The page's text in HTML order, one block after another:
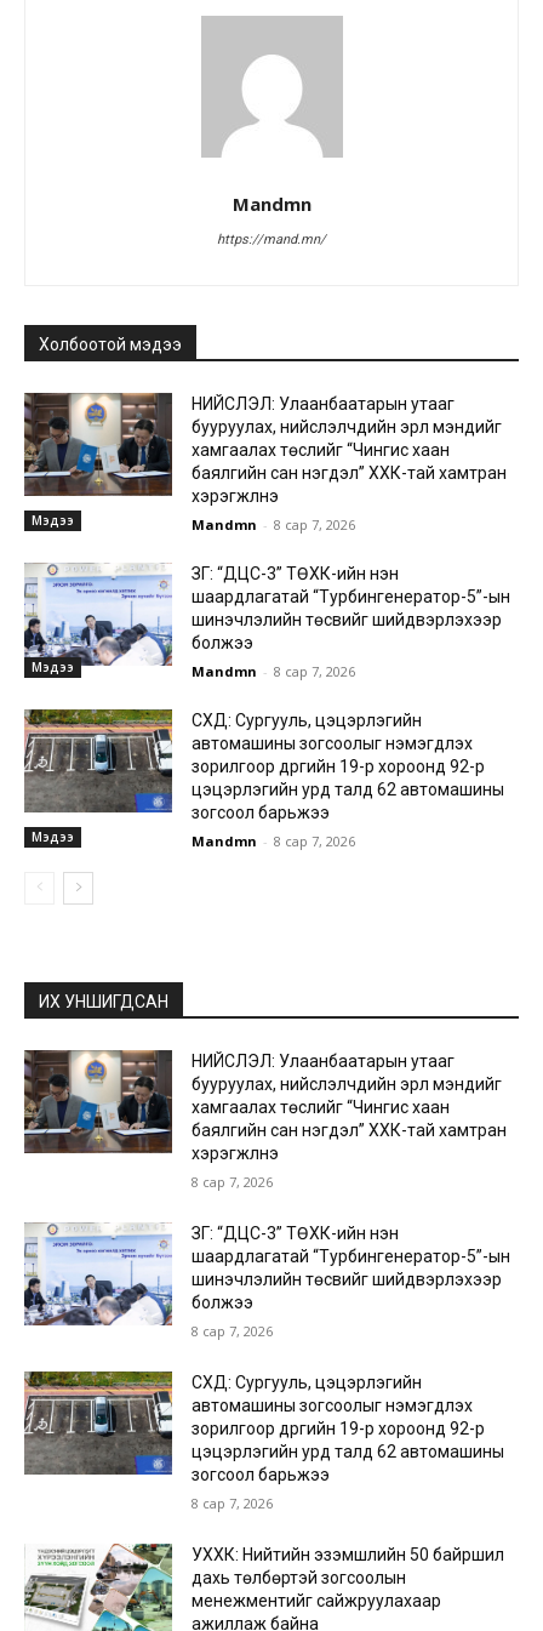
Mandmn
https://mand.mn/
Холбоотой мэдээ
Мэдээ
НИЙСЛЭЛ: Улаанбаатарын утааг
бууруулах, нийслэлчүүдийн эрүүл мэндийг
хамгаалах төслийг “Чингис хаан
баялгийн сан нэгдэл” ХХК-тай хамтран
хэрэгжүүлнэ
Mandmn - 8 сар 7, 2026
Мэдээ
ЗГ: “ДЦС-3” ТӨХК-ийн нэн
шаардлагатай “Турбингенератор-5”-ын
шинэчлэлийн төсвийг шийдвэрлэхээр
болжээ
Mandmn - 8 сар 7, 2026
Мэдээ
СХД: Сургууль, цэцэрлэгийн
автомашины зогсоолыг нэмэгдүүлэх
зорилгоор дүүргийн 19-р хороонд 92-р
цэцэрлэгийн урд талд 62 автомашины
зогсоол барьжээ
Mandmn - 8 сар 7, 2026
ИХ УНШИГДСАН
НИЙСЛЭЛ: Улаанбаатарын утааг
бууруулах, нийслэлчүүдийн эрүүл мэндийг
хамгаалах төслийг “Чингис хаан
баялгийн сан нэгдэл” ХХК-тай хамтран
хэрэгжүүлнэ
8 сар 7, 2026
ЗГ: “ДЦС-3” ТӨХК-ийн нэн
шаардлагатай “Турбингенератор-5”-ын
шинэчлэлийн төсвийг шийдвэрлэхээр
болжээ
8 сар 7, 2026
СХД: Сургууль, цэцэрлэгийн
автомашины зогсоолыг нэмэгдүүлэх
зорилгоор дүүргийн 19-р хороонд 92-р
цэцэрлэгийн урд талд 62 автомашины
зогсоол барьжээ
8 сар 7, 2026
УХХК: Нийтийн эзэмшлийн 50 байршил
дахь төлбөртэй зогсоолын
менежментийг сайжруулахаар
ажиллаж байна